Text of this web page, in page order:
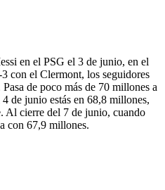
en el PSG el 3 de junio, en el
con el Clermont, los seguidores
de poco más de 70 millones a
de junio estás en 68,8 millones,
Al cierre del 7 de junio, cuando
con 67,9 millones.